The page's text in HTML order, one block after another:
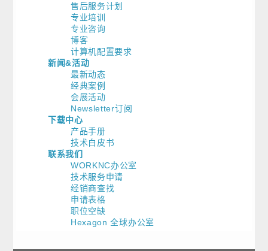
售后服务计划
专业培训
专业咨询
博客
计算机配置要求
新闻&活动
最新动态
经典案例
会展活动
Newsletter订阅
下载中心
产品手册
技术白皮书
联系我们
WORKNC办公室
技术服务申请
经销商查找
申请表格
职位空缺
Hexagon 全球办公室